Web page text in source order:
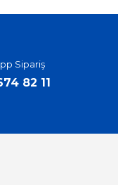
Sipariş
82 11